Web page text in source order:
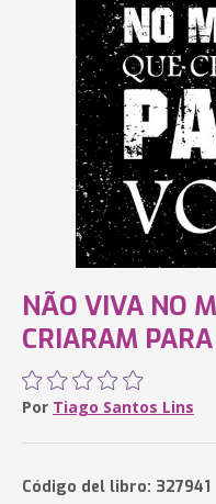
NÃO VIVA NO
CRIARAM
Por Tiago Santos Lins
Código del libro: 327941